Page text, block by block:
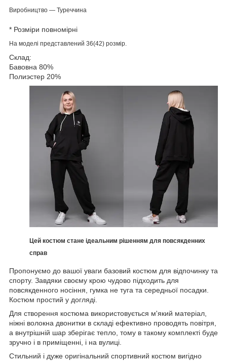
Виробництво — Туреччина
* Розміри повномірні
На моделі представлений 36(42) розмір.
Склад:
Бавовна 80%
Полиэстер 20%
Цей костюм стане ідеальним рішенням для повсякденних
справ
Пропонуємо до вашої уваги базовий костюм для відпочинку та
спорту. Завдяки своєму крою чудово підходить для
повсякденного носіння, гумка не туга та середньої посадки.
Костюм простий у догляді.
Для створення костюма використовується м'який матеріал,
ніжні волокна двонитки в складі ефективно проводять повітря,
а внутрішній шар зберігає тепло, тому в такому комплекті буде
зручно і в приміщенні, і на вулиці.
Стильний і дуже оригінальний спортивний костюм вигідно